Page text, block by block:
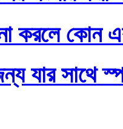
করলে কোন
যার সাথে